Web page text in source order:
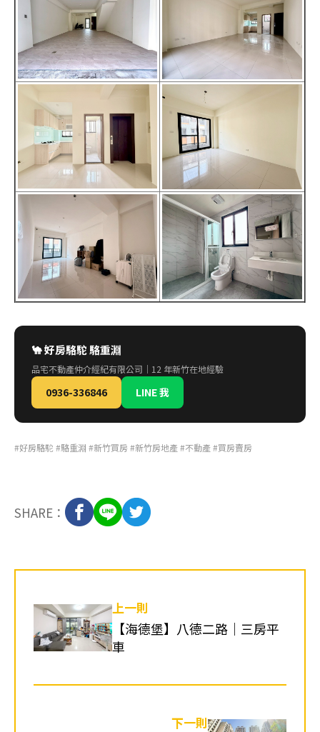
🐪 好房駱駝 駱重淵
品宅不動產仲介經紀有限公司｜12 年新竹在地經驗
0936-336846 LINE 我
#好房駱駝 #駱重淵 #新竹買房 #新竹房地產 #不動產 #買房賣房
SHARE：
上一則
【海德堡】八德二路｜三房平
車
下一則